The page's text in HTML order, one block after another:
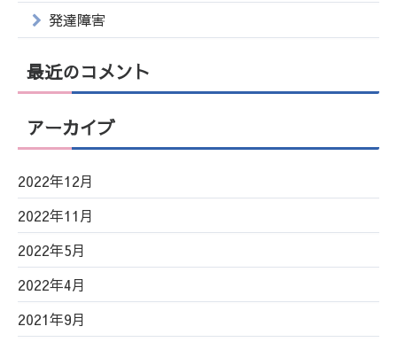
発達障害
最近のコメント
アーカイブ
2022年12月
2022年11月
2022年5月
2022年4月
2021年9月